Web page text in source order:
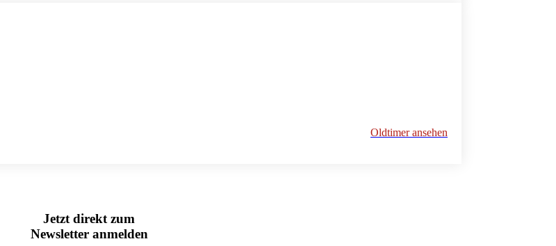
Oldtimer ansehen
Jetzt direkt zum
Newsletter anmelden